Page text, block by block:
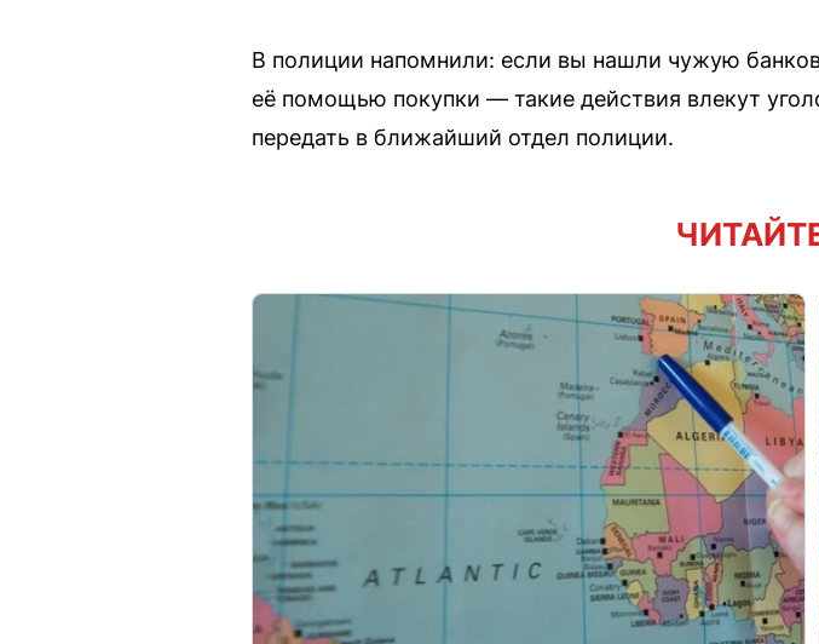
В полиции напомнили: если вы нашли чужую
её помощью покупки — такие действия влекут
передать в ближайший отдел полиции.